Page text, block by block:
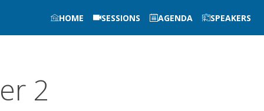
HOME SESSIONS AGENDA SPEAKERS
2